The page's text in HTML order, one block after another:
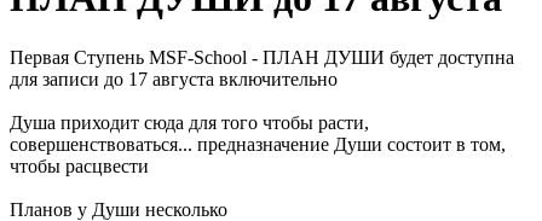
Первая Ступень MSF-School - ПЛАН ДУШИ будет доступна
для записи до 17 августа включительно
Душа приходит сюда для того чтобы расти,
совершенствоваться... предназначение Души состоит в том,
чтобы расцвести
Планов у Души несколько